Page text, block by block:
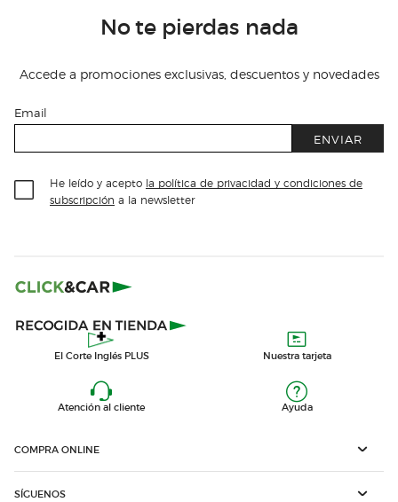
No te pierdas nada
Accede a promociones exclusivas, descuentos y novedades
Email
ENVIAR
He leído y acepto la política de privacidad y condiciones de
subscripción a la newsletter
El Corte Inglés PLUS Nuestra tarjeta
Atención al cliente Ayuda
COMPRA ONLINE
SÍGUENOS